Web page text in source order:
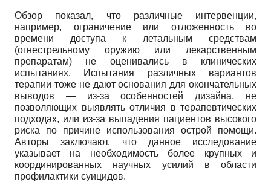
Обзор показал, что различные интервенции,
например, ограничение или отложенность во
времени доступа к летальным средствам
(огнестрельному оружию или лекарственным
препаратам) не оценивались в клинических
испытаниях. Испытания различных вариантов
терапии тоже не дают основания для окончательных
выводов — из-за особенностей дизайна, не
позволяющих выявлять отличия в терапевтических
подходах, или из-за выпадения пациентов высокого
риска по причине использования острой помощи.
Авторы заключают, что данное исследование
указывает на необходимость более крупных и
координированных научных усилий в области
профилактики суицидов.